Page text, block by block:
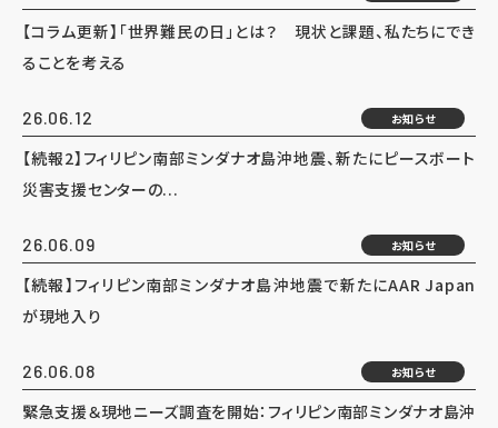
【コラム更新】「世界難民の日」とは？ 現状と課題、私たちにでき
ることを考える
26.06.12 お知らせ
【続報2】フィリピン南部ミンダナオ島沖地震、新たにピースボート
災害支援センターの...
26.06.09 お知らせ
【続報】フィリピン南部ミンダナオ島沖地震で新たにAAR Japan
が現地入り
26.06.08 お知らせ
緊急支援＆現地ニーズ調査を開始：フィリピン南部ミンダナオ島沖